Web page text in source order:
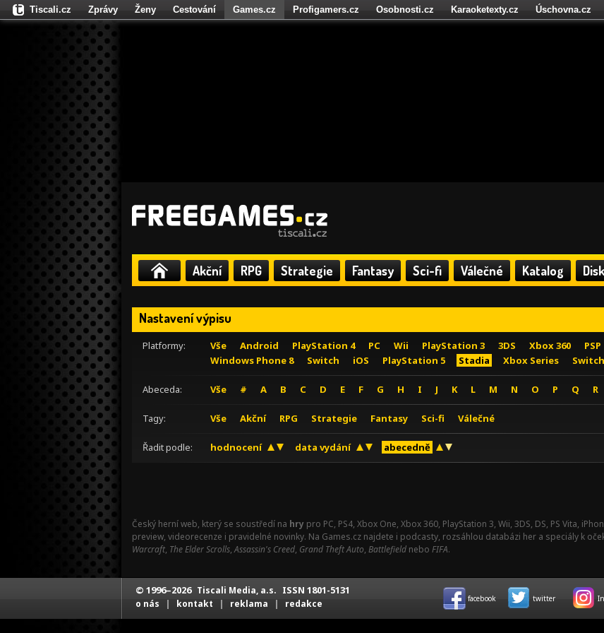
Akční RPG Strategie Fantasy Sci-fi Válečné Katalog
Nastavení výpisu
Platformy: Vše Android PlayStation 4 PC Wii PlayStation 3 3DS Xbox 360 PSP
Windows Phone 8
Switch iOS PlayStation 5 Stadia Xbox Series
Abeceda: Vše # A B C D E F G H I J K L M N O P Q R
Tagy: Vše Akční RPG Strategie Fantasy Sci-fi Válečné
Řadit podle: hodnocení data vydání abecedně
Český herní web, který se soustředí na hry pro PC, PS4, Xbox One, Xbox 360, PlayStation 3, Wii, 3DS, DS, PS Vita,
preview, videorecenze i pravidelné novinky. Na Games.cz najdete i podcasty, rozsáhlou databázi her a speciály k
Warcraft, The Elder Scrolls,Assassin's Creed, Grand Theft Auto, Battlefield nebo FIFA.
Tiscali.cz Zprávy Ženy Cestování Games.cz Profigamers.cz Osobnosti.cz Karaoketexty.cz Úschovna.cz
Fights.cz
© 1996–2026 Tiscali Media, a.s. ISSN 1801-5131
o nás | kontakt | reklama | redakce facebook twitter